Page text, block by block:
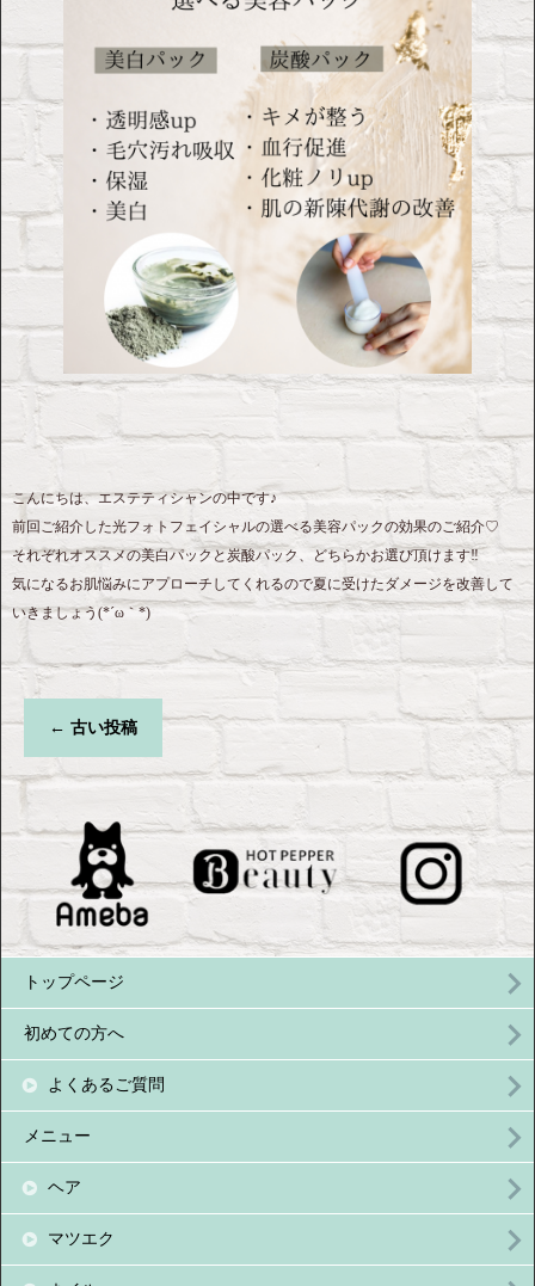
こんにちは、エステティシャンの中です♪
前回ご紹介した光フォトフェイシャルの選べる美容パックの効果のご紹介♡
それぞれオススメの美白パックと炭酸パック、どちらかお選び頂けます‼︎
気になるお肌悩みにアプローチしてくれるので夏に受けたダメージを改善して
いきましょう(*´ω｀*)
← 古い投稿
トップページ
初めての方へ
よくあるご質問
メニュー
ヘア
マツエク